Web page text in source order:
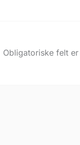
Obligatoriske felt